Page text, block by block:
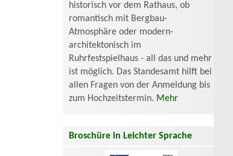
historisch vor dem Rathaus, ob
romantisch mit Bergbau-
Atmosphäre oder modern-
architektonisch im
Ruhrfestspielhaus - all das und mehr
ist möglich. Das Standesamt hilft bei
allen Fragen von der Anmeldung bis
zum Hochzeitstermin. Mehr
Broschüre in Leichter Sprache